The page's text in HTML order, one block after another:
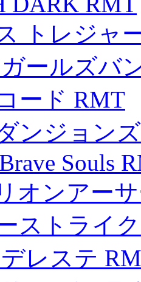
トレジャ
ールズバ
ード RMT
ンジョン
Souls
オンアー
ストライ
レステ